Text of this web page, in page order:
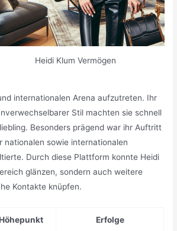
Heidi Klum Vermögen
internationalen Arena aufzutreten. Ihr
Stil machten sie schnell
Besonders prägend war ihr Auftritt
nationalen sowie internationalen
Durch diese Plattform konnte Heidi
glänzen, sondern auch weitere
Kontakte knüpfen.
Erfolge